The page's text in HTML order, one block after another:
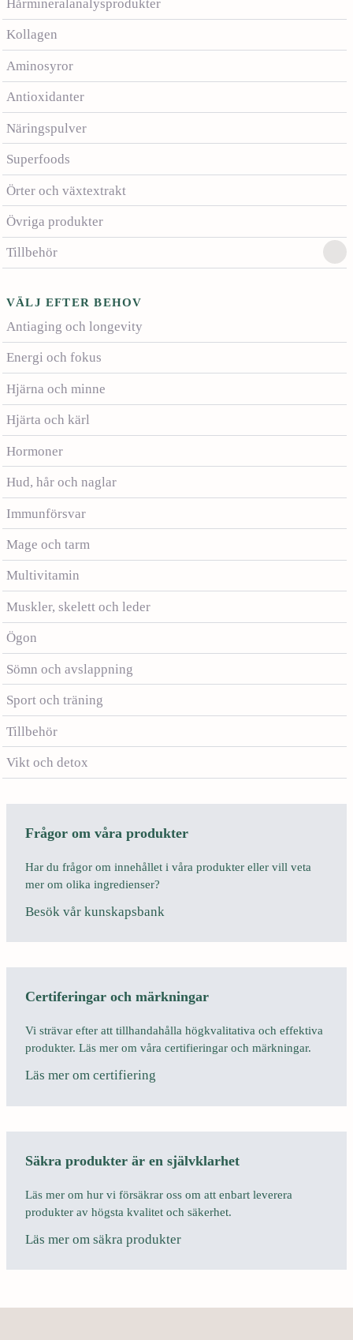
Hårmineralanalysprodukter
Kollagen
Aminosyror
Antioxidanter
Näringspulver
Superfoods
Örter och växtextrakt
Övriga produkter
Tillbehör
VÄLJ EFTER BEHOV
Antiaging och longevity
Energi och fokus
Hjärna och minne
Hjärta och kärl
Hormoner
Hud, hår och naglar
Immunförsvar
Mage och tarm
Multivitamin
Muskler, skelett och leder
Ögon
Sömn och avslappning
Sport och träning
Tillbehör
Vikt och detox
Frågor om våra produkter
Har du frågor om innehållet i våra produkter eller vill veta
mer om olika ingredienser?
Besök vår kunskapsbank
Certiferingar och märkningar
Vi strävar efter att tillhandahålla högkvalitativa och effektiva
produkter. Läs mer om våra certifieringar och märkningar.
Läs mer om certifiering
Säkra produkter är en självklarhet
Läs mer om hur vi försäkrar oss om att enbart leverera
produkter av högsta kvalitet och säkerhet.
Läs mer om säkra produkter